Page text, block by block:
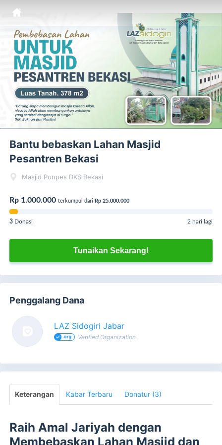
Bantu bebaskan Lahan Masjid
Pesantren Bekasi
Masjid Ponpes DKS Bekasi
Rp 1.000.000 terkumpul dari Rp 25.000.000
3 Donasi 2 hari lagi
Tunaikan Sekarang!
Penggalang Dana
LAZ Sidogiri Jabar
Verified Organization
Keterangan Kabar Terbaru Donatur (3)
Raih Amal Jariyah dengan
Membebaskan Lahan Masjid dan